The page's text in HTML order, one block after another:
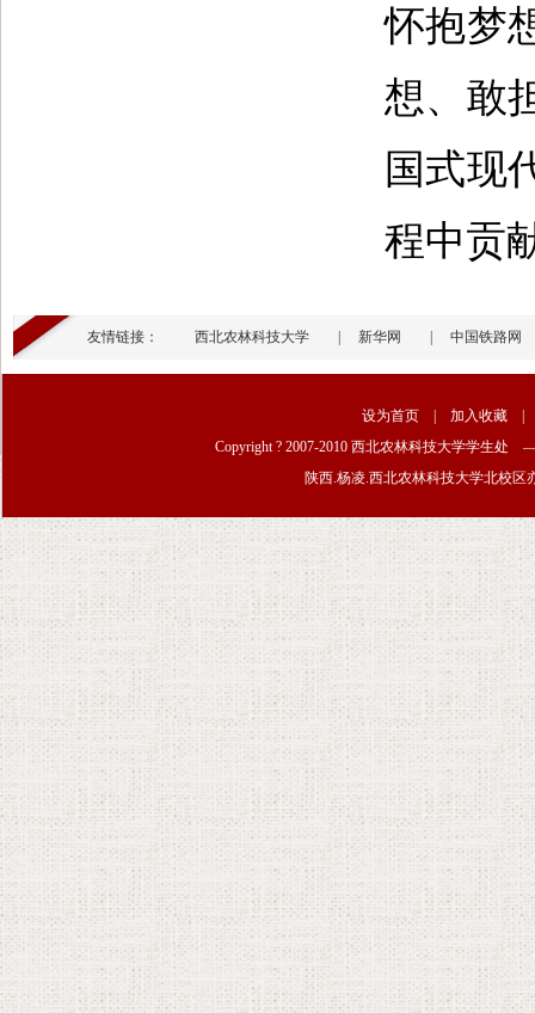
怀抱梦
想、敢
国式现
程中贡
友情链接： 西北农林科技大学 新华网 中国铁路网
设为首页 加入收藏
Copyright ? 2007-2010 西北农林科技大学学
陕西.杨凌.西北农林科技大学北